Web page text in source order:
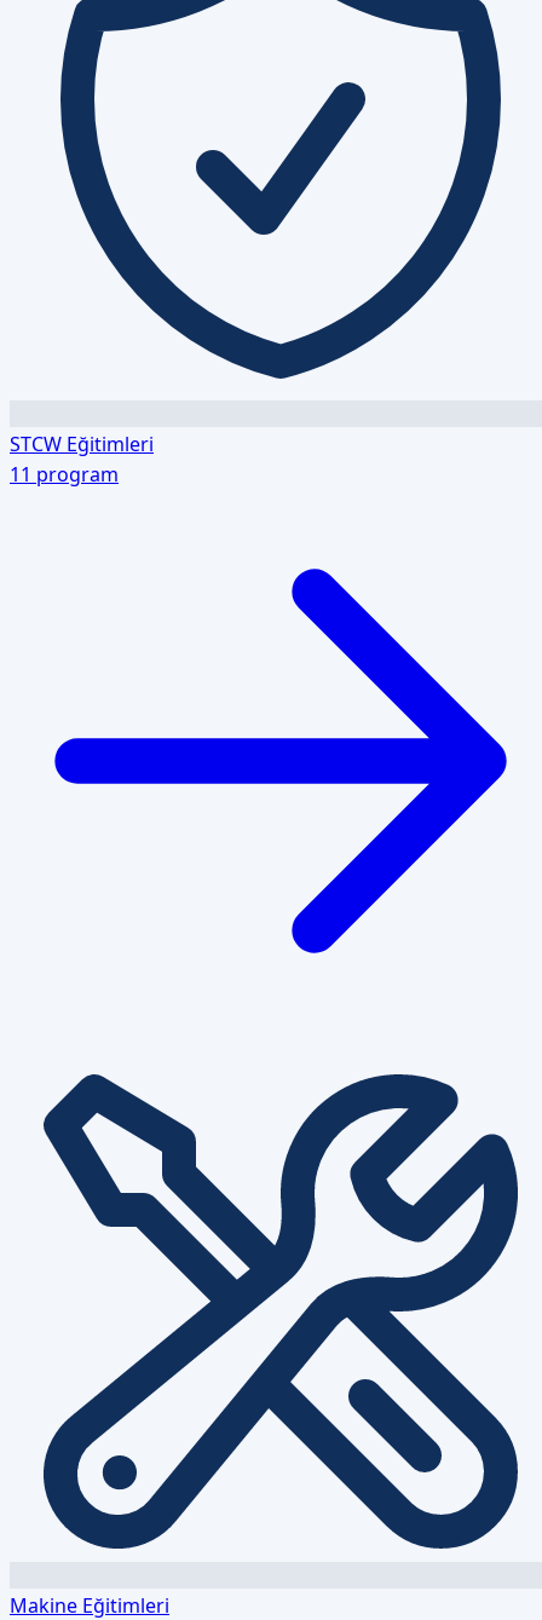
STCW Eğitimleri
11 program
Makine Eğitimleri